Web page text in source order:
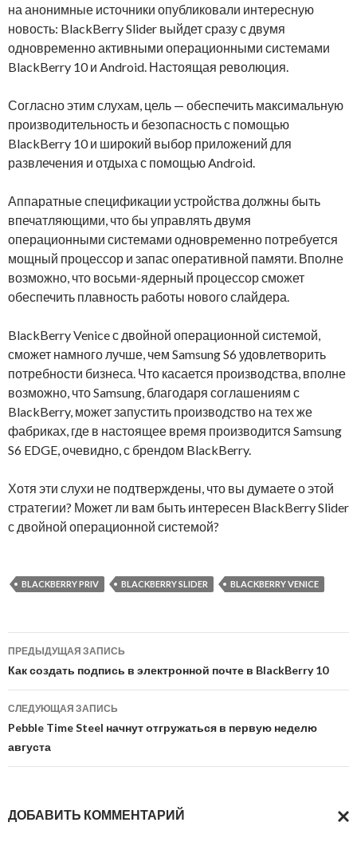
на анонимные источники опубликовали интересную
новость: BlackBerry Slider выйдет сразу с двумя
одновременно активными операционными системами
BlackBerry 10 и Android. Настоящая революция.
Согласно этим слухам, цель — обеспечить максимальную
производительность и безопасность с помощью
BlackBerry 10 и широкий выбор приложений для
развлечения и отдыха с помощью Android.
Аппаратные спецификации устройства должны быть
впечатляющими, что бы управлять двумя
операционными системами одновременно потребуется
мощный процессор и запас оперативной памяти. Вполне
возможно, что восьми-ядерный процессор сможет
обеспечить плавность работы нового слайдера.
BlackBerry Venice с двойной операционной системой,
сможет намного лучше, чем Samsung S6 удовлетворить
потребности бизнеса. Что касается производства, вполне
возможно, что Samsung, благодаря соглашениям с
BlackBerry, может запустить производство на тех же
фабриках, где в настоящее время производится Samsung
S6 EDGE, очевидно, с брендом BlackBerry.
Хотя эти слухи не подтверждены, что вы думаете о этой
стратегии? Может ли вам быть интересен BlackBerry Slider
с двойной операционной системой?
BLACKBERRY PRIV BLACKBERRY SLIDER BLACKBERRY VENICE
Навигация
по
записям
ПРЕДЫДУЩАЯ ЗАПИСЬ
Как создать подпись в электронной почте в BlackBerry 10
СЛЕДУЮЩАЯ ЗАПИСЬ
Pebble Time Steel начнут отгружаться в первую неделю
августа
ДОБАВИТЬ КОММЕНТАРИЙ